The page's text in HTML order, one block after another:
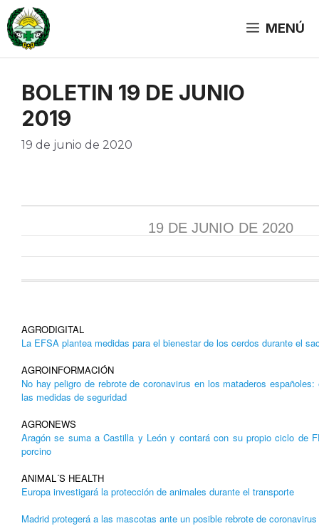
Saltar
al
contenido
MENÚ
BOLETIN 19 DE JUNIO
2019
19 de junio de 2020
19 DE JUNIO DE 2020
AGRODIGITAL
La EFSA plantea medidas para el bienestar de los cerdos durante el
AGROINFORMACIÓN
No hay peligro de rebrote de coronavirus en los mataderos
las medidas de seguridad
AGRONEWS
Aragón se suma a Castilla y León y contará con su propio ciclo de
porcino
ANIMAL´S HEALTH
Europa investigará la protección de animales durante el transporte
Madrid protegerá a las mascotas ante un posible rebrote de coronavirus